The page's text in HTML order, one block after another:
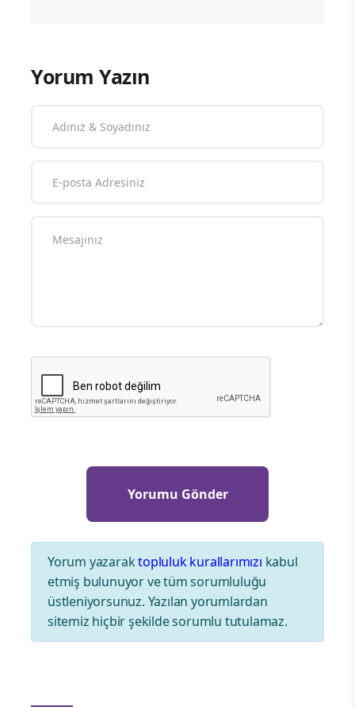
Yorum Yazın
Yorum yazaraktopluluk kurallarımızı kabul
etmiş bulunuyor ve tüm sorumluluğu
üstleniyorsunuz. Yazılan yorumlardan
sitemiz hiçbir şekilde sorumlu tutulamaz.